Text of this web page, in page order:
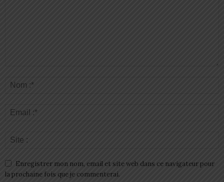
Enregistrer mon nom, email et site web dans ce navigateur pour
la prochaine fois que je commenterai.